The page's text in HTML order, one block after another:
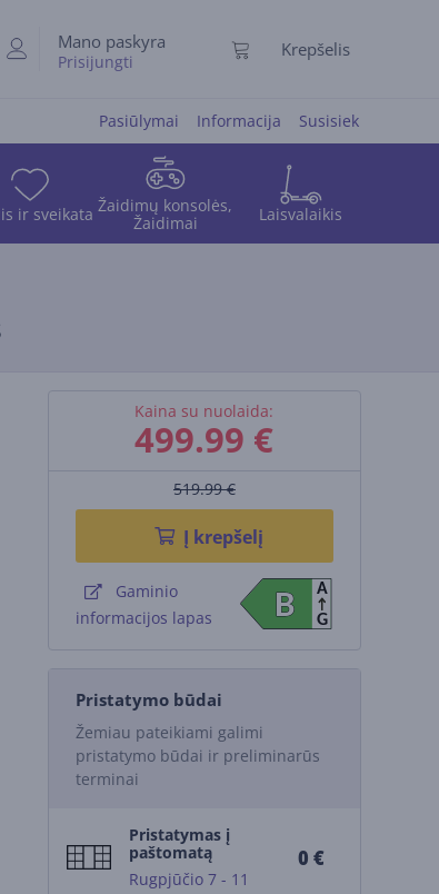
Mano paskyra
Prisijungti
Krepšelis
Pasiūlymai Informacija Susisiek
ir sveikata Žaidimų konsolės,
Žaidimai
Laisvalaikis
Kaina su nuolaida:
499.99 €
519.99 €
Į krepšelį
Gaminio
informacijos lapas
B
B A
G
Pristatymo būdai
Žemiau pateikiami galimi
pristatymo būdai ir preliminarūs
terminai
Pristatymas į
paštomatą
Rugpjūčio 7 - 11
0 €